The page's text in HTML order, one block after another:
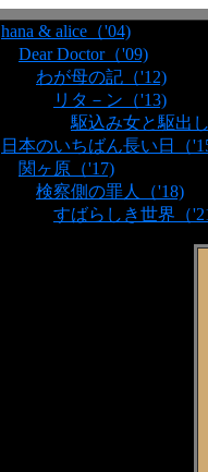
hana & alice（'04)
Dear Doctor（'09)
わが母の記（'12)
リタ－ン（'13)
駆込み女と駆出
日本のいちばん長い日（
関ヶ原（'17)
検察側の罪人（'18)
すばらしき世界（